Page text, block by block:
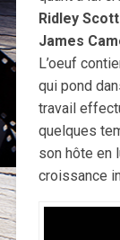
Ridley Scott
James
L’oeuf
qui pond
travail
quelques
son hôte en
croissance